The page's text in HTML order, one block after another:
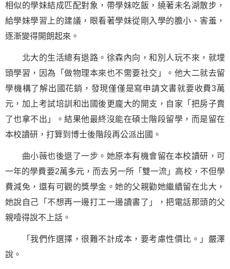
相似的學妹結成匹配對象，帶學妹吃飯，繞著未名湖散步，
給學妹學習上的建議，眼看著學妹從剛入學的膽小、害羞，
逐漸變得開朗起來。
北大的生活總有退路。徐森內向，和別人玩不來，就埋
頭學習，因為「做物理本來也不需要社交」。他大二就去留
學機構了解出國花銷，發現僅僅是寫申請文書就要收費3萬
元，加上考試培訓和出國後更龐大的開支，自家「把房子賣
了也拿不出」。結果他最終沒能在碩士階段留學，而是留在
本校讀研，打算到博士後階段再公派出國。
曲小薇也後退了一步。她原本有機會留在本校讀研，可
一年的學費要2萬多元，而去另一所「雙一流」高校，不但學
費減免，還有可觀的獎學金。她的父親勸她繼續留在北大，
她說自己「不想再一邊打工一邊讀書了」，把電話那頭的父
親噎得說不上話。
「我們作選擇，很難不計成本，要考慮性價比。」嚴澤
說。